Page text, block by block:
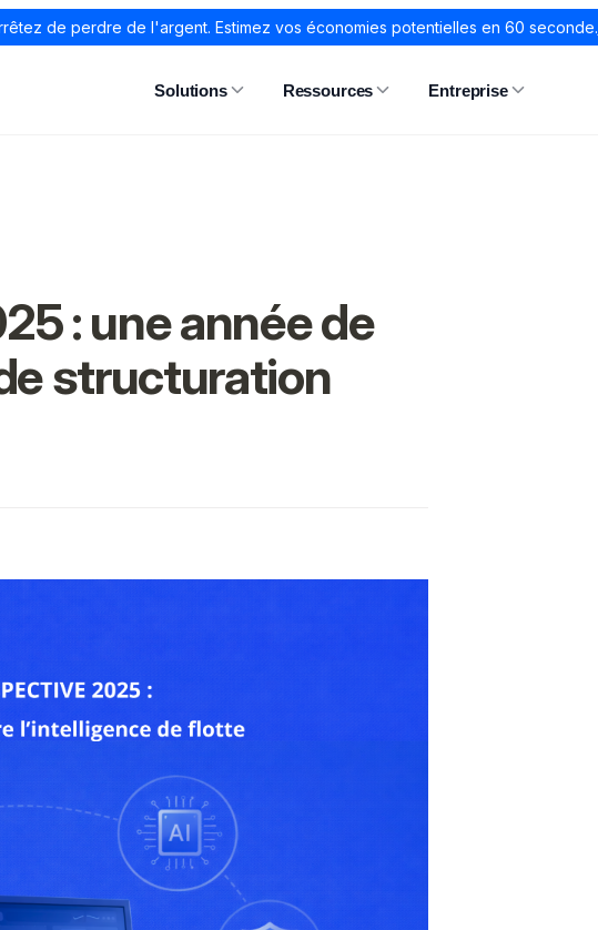
de perdre de l'argent. Estimez vos économies potentielles en 60 seconde.
Solutions Ressources Entreprise
: une année de
structuration